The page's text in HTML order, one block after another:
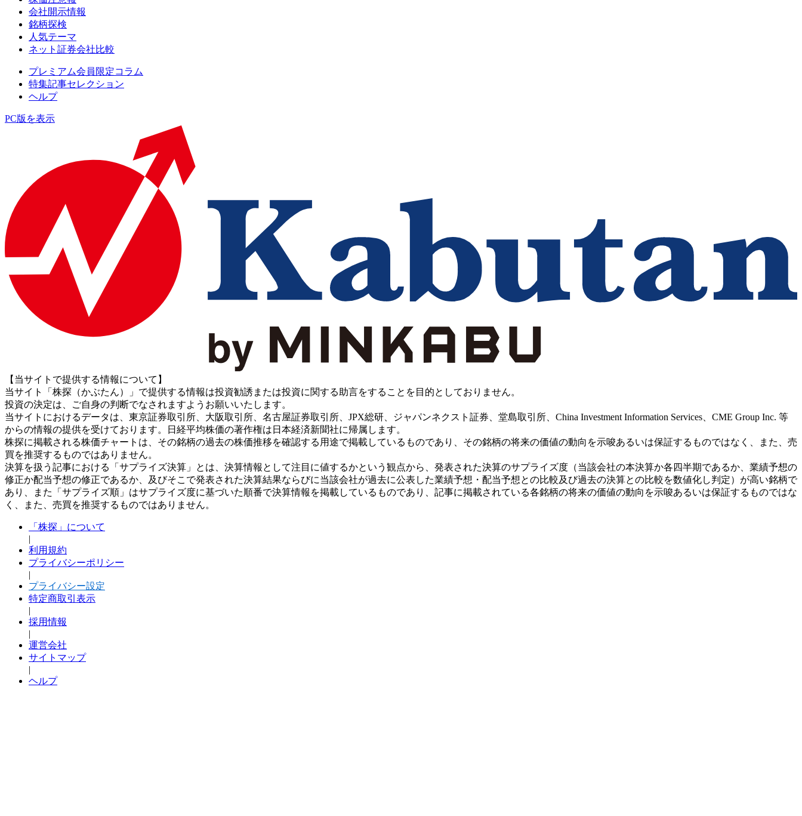
会社開示情報
銘柄探検
人気テーマ
ネット証券会社比較
プレミアム会員限定コラム
特集記事セレクション
ヘルプ
PC版を表示
【当サイトで提供する情報について】
当サイト「株探（かぶたん）」で提供する情報は投資勧誘または投資に関する助言をすることを目的としておりません。
投資の決定は、ご自身の判断でなされますようお願いいたします。
当サイトにおけるデータは、東京証券取引所、大阪取引所、名古屋証券取引所、JPX総研、ジャパンネクスト証券、堂島取引所、China Investment Information Services、CME Group Inc. 等
からの情報の提供を受けております。日経平均株価の著作権は日本経済新聞社に帰属します。
株探に掲載される株価チャートは、その銘柄の過去の株価推移を確認する用途で掲載しているものであり、その銘柄の将来の価値の動向を示唆あるいは保証するものではなく、また、売
買を推奨するものではありません。
決算を扱う記事における「サプライズ決算」とは、決算情報として注目に値するかという観点から、発表された決算のサプライズ度（当該会社の本決算か各四半期であるか、業績予想の
修正か配当予想の修正であるか、及びそこで発表された決算結果ならびに当該会社が過去に公表した業績予想・配当予想との比較及び過去の決算との比較を数値化し判定）が高い銘柄で
あり、また「サプライズ順」はサプライズ度に基づいた順番で決算情報を掲載しているものであり、記事に掲載されている各銘柄の将来の価値の動向を示唆あるいは保証するものではな
く、また、売買を推奨するものではありません。
「株探」について
|
利用規約
プライバシーポリシー
|
プライバシー設定
特定商取引表示
|
採用情報
|
運営会社
サイトマップ
|
ヘルプ